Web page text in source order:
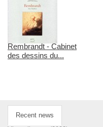
Rembrandt - Cabinet
des dessins du...
Recent news